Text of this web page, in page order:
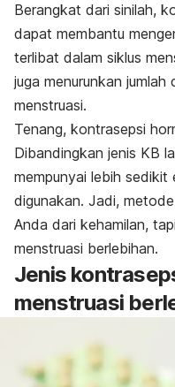
Berangkat dari sinilah,
dapat membantu
terlibat dalam siklus
juga menurunkan
menstruasi.
Tenang, kontrasepsi
Dibandingkan jenis KB
mempunyai lebih
digunakan. Jadi,
Anda dari kehamilan,
menstruasi berlebihan.
Jenis
menstruasi